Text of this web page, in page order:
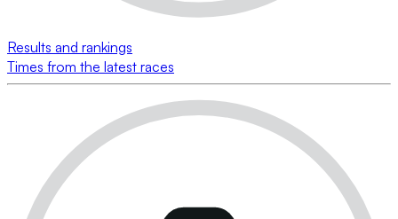
Results and rankings
Times from the latest races